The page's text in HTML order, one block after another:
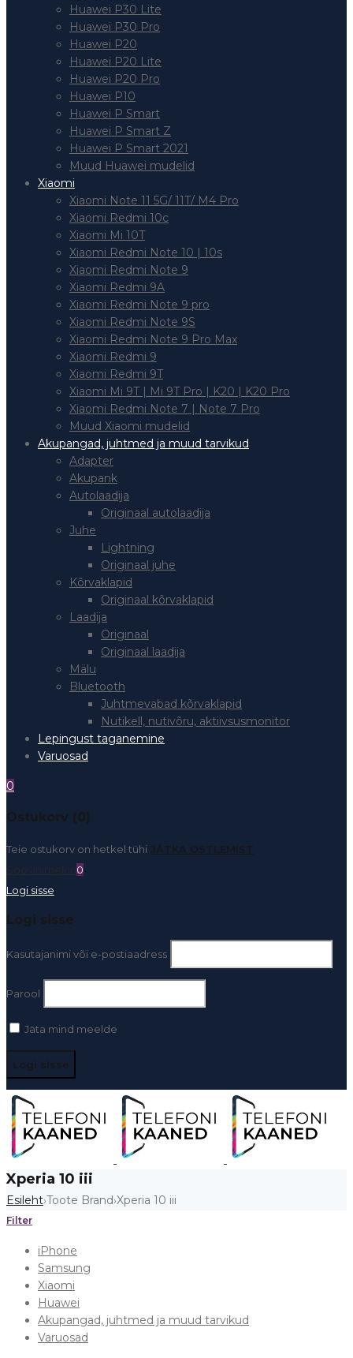
Huawei P30 Lite
Huawei P30 Pro
Huawei P20
Huawei P20 Lite
Huawei P20 Pro
Huawei P10
Huawei P Smart
Huawei P Smart Z
Huawei P Smart 2021
Muud Huawei mudelid
Xiaomi
Xiaomi Note 11 5G/ 11T/ M4 Pro
Xiaomi Redmi 10c
Xiaomi Mi 10T
Xiaomi Redmi Note 10 | 10s
Xiaomi Redmi Note 9
Xiaomi Redmi 9A
Xiaomi Redmi Note 9 pro
Xiaomi Redmi Note 9S
Xiaomi Redmi Note 9 Pro Max
Xiaomi Redmi 9
Xiaomi Redmi 9T
Xiaomi Mi 9T | Mi 9T Pro | K20 | K20 Pro
Xiaomi Redmi Note 7 | Note 7 Pro
Muud Xiaomi mudelid
Akupangad, juhtmed ja muud tarvikud
Adapter
Akupank
Autolaadija
Originaal autolaadija
Juhe
Lightning
Originaal juhe
Kõrvaklapid
Originaal kõrvaklapid
Laadija
Originaal
Originaal laadija
Mälu
Bluetooth
Juhtmevabad kõrvaklapid
Nutikell, nutivõru, aktiivsusmonitor
Lepingust taganemine
Varuosad
0
Ostukorv (0)
Teie ostukorv on hetkel tühi JÄTKA OSTLEMIST
0
Logi sisse
Logi sisse
Kasutajanimi või e-postiaadress
Parool
Jäta mind meelde
Xperia 10 iii
Esileht›Toote Brand›Xperia 10 iii
Filter
iPhone
Samsung
Xiaomi
Huawei
Akupangad, juhtmed ja muud tarvikud
Varuosad